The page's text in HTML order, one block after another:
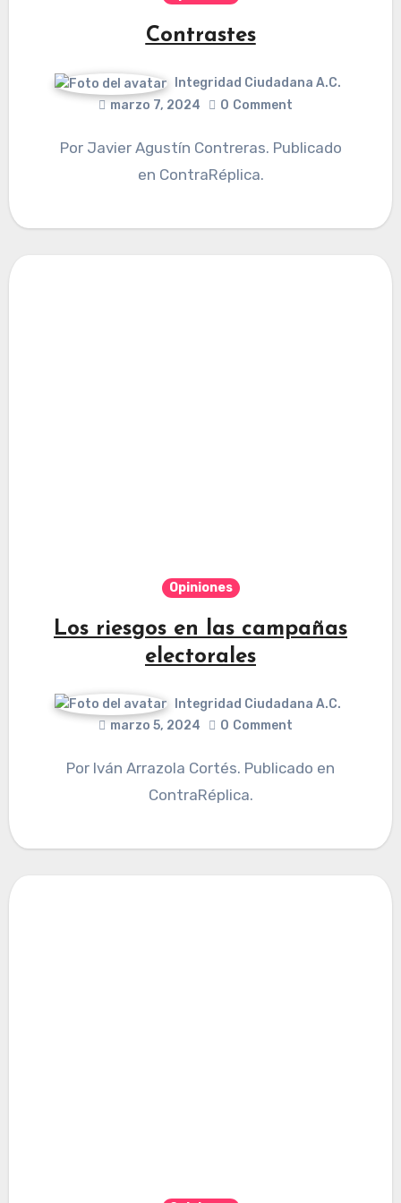
Contrastes
Integridad Ciudadana A.C.
marzo 7, 2024
0 Comment
Por Javier Agustín Contreras. Publicado
en ContraRéplica.
Opiniones
Los riesgos en las campañas
electorales
Integridad Ciudadana A.C.
marzo 5, 2024
0 Comment
Por Iván Arrazola Cortés. Publicado en
ContraRéplica.